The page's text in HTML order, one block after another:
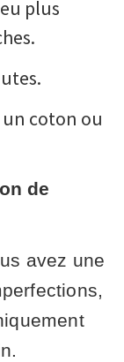
plus
un coton ou
de
avez une